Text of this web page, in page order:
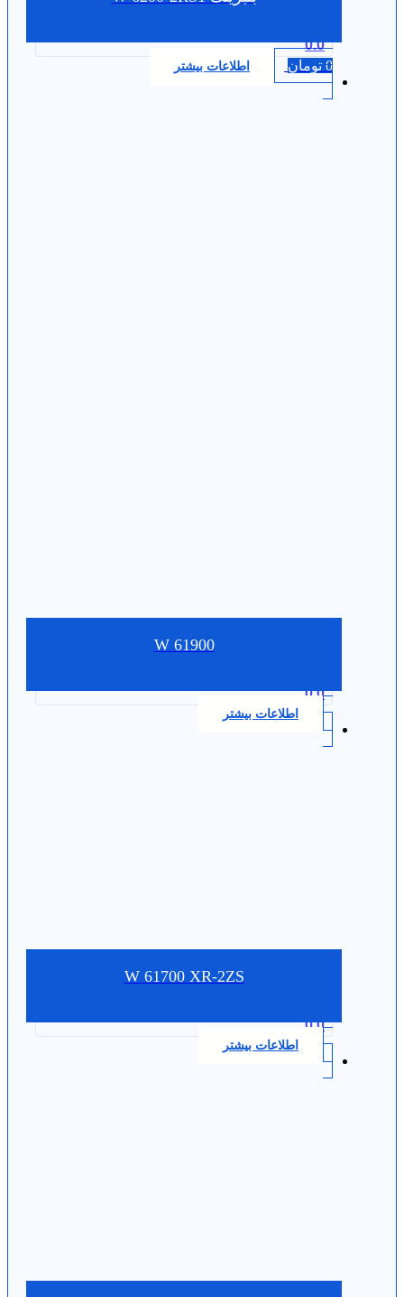
0.0
0 تومان اطلاعات بیشتر
W 61900
0.0
اطلاعات بیشتر
W 61700 XR-2ZS
0.0
اطلاعات بیشتر